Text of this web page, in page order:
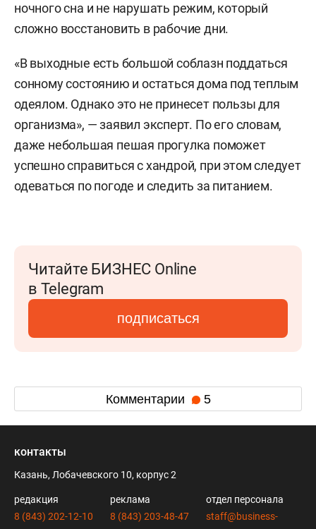
ночного сна и не нарушать режим, который
сложно восстановить в рабочие дни.
«В выходные есть большой соблазн поддаться
сонному состоянию и остаться дома под теплым
одеялом. Однако это не принесет пользы для
организма», — заявил эксперт. По его словам,
даже небольшая пешая прогулка поможет
успешно справиться с хандрой, при этом следует
одеваться по погоде и следить за питанием.
Читайте БИЗНЕС Online
в Telegram
подписаться
Комментарии 5
контакты
Казань, Лобачевского 10, корпус 2
редакция
8 (843) 202-12-10
реклама
8 (843) 203-48-47
отдел персонала
staff@business-